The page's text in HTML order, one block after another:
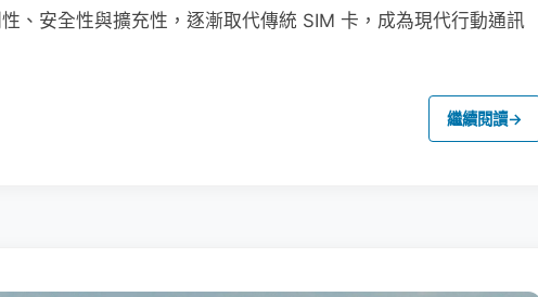
、安全性與擴充性，逐漸取代傳統 SIM 卡，成為現代行動通訊
繼續閱讀→